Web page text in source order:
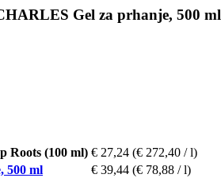
Gel za prhanje, 500 ml
Roots (100 ml) € 27,24 (€ 272,40 / l)
500 ml
€ 39,44 (€ 78,88 / l)